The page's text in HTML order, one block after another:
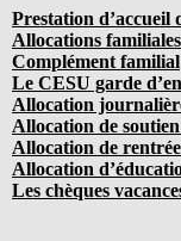
Prestation
Allocations familiales
Complément familial
Le CESU garde
Allocation
Allocation de
Allocation de
Allocation
Les chèques